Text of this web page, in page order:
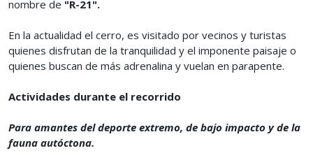
nombre de "R-21".
En la actualidad el cerro, es visitado por vecinos y turistas
quienes disfrutan de la tranquilidad y el imponente paisaje o
quienes buscan de más adrenalina y vuelan en parapente.
Actividades durante el recorrido
Para amantes del deporte extremo, de bajo impacto y de la
fauna autóctona.